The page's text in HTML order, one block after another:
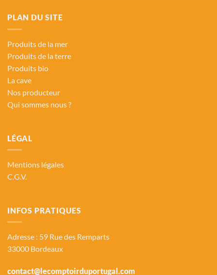
PLAN DU SITE
Produits de la mer
Produits de la terre
Produits bio
La cave
Nos producteur
Qui sommes nous ?
LÉGAL
Mentions légales
C.G.V.
INFOS PRATIQUES
Adresse : 59 Rue des Remparts
33000 Bordeaux
contact@lecomptoirduportugal.com